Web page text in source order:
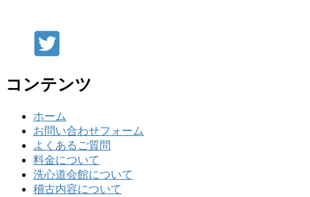
コンテンツ
ホーム
お問い合わせフォーム
よくあるご質問
料金について
洗心道会館について
稽古内容について